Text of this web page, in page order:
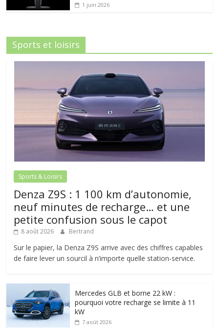
1 juin 2026
Sports et loisirs
Sports & Loisirs
Denza Z9S : 1 100 km d’autonomie,
neuf minutes de recharge… et une
petite confusion sous le capot
8 août 2026 Bertrand
Sur le papier, la Denza Z9S arrive avec des chiffres capables
de faire lever un sourcil à n’importe quelle station-service.
Mercedes GLB et borne 22 kW :
pourquoi votre recharge se limite à 11
kW
7 août 2026